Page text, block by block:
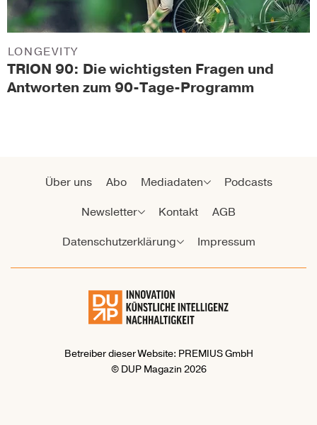
TRION 90: Die wichtigsten Fragen und
Antworten zum 90-Tage-Programm
LONGEVITY
Über uns Abo Mediadaten
Podcasts
Newsletter
Kontakt
AGB
Datenschutzerklärung
Impressum
Betreiber dieser Website: PREMIUS GmbH
© DUP Magazin 2026